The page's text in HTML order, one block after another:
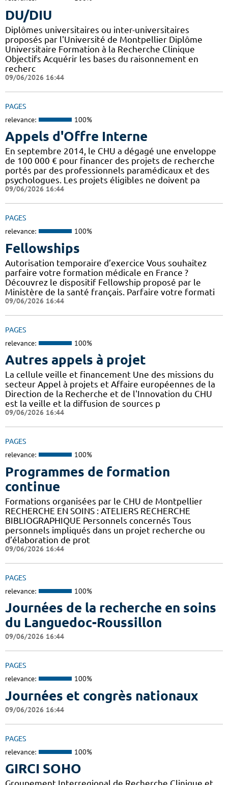
DU/DIU
Diplômes universitaires ou inter-universitaires
proposés par l'Université de Montpellier Diplôme
Universitaire Formation à la Recherche Clinique
Objectifs Acquérir les bases du raisonnement en
recherc
09/06/2026 16:44
PAGES
relevance: 100%
Appels d'Offre Interne
En septembre 2014, le CHU a dégagé une enveloppe
de 100 000 € pour financer des projets de recherche
portés par des professionnels paramédicaux et des
psychologues. Les projets éligibles ne doivent pa
09/06/2026 16:44
PAGES
relevance: 100%
Fellowships
Autorisation temporaire d’exercice Vous souhaitez
parfaire votre formation médicale en France ?
Découvrez le dispositif Fellowship proposé par le
Ministère de la santé français. Parfaire votre formati
09/06/2026 16:44
PAGES
relevance: 100%
Autres appels à projet
La cellule veille et financement Une des missions du
secteur Appel à projets et Affaire européennes de la
Direction de la Recherche et de l'Innovation du CHU
est la veille et la diffusion de sources p
09/06/2026 16:44
PAGES
relevance: 100%
Programmes de formation
continue
Formations organisées par le CHU de Montpellier
RECHERCHE EN SOINS : ATELIERS RECHERCHE
BIBLIOGRAPHIQUE Personnels concernés Tous
personnels impliqués dans un projet recherche ou
d’élaboration de prot
09/06/2026 16:44
PAGES
relevance: 100%
Journées de la recherche en soins
du Languedoc-Roussillon
09/06/2026 16:44
PAGES
relevance: 100%
Journées et congrès nationaux
09/06/2026 16:44
PAGES
relevance: 100%
GIRCI SOHO